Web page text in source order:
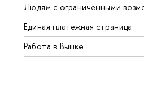
Людям с ограниченными
Единая платежная страница
Работа в Вышке